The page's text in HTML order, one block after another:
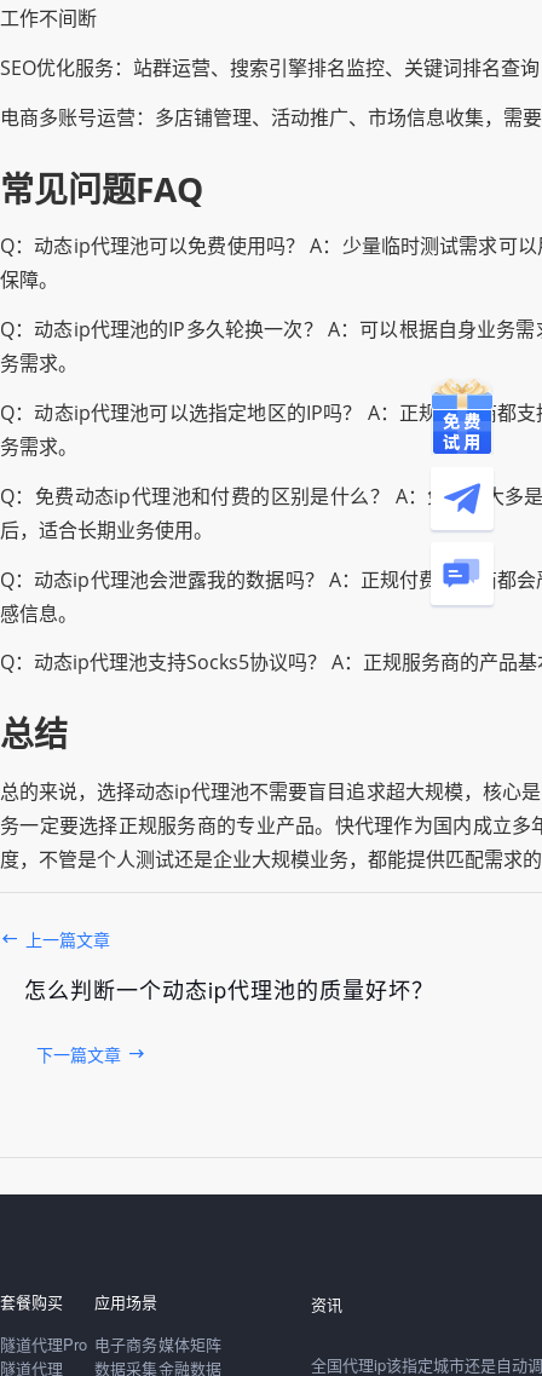
工作不间断
SEO优化服务：站群运营、搜索引擎排名监控、关键词排名查
电商多账号运营：多店铺管理、活动推广、市场信息收集，需
常见问题FAQ
Q：动态ip代理池可以免费使用吗？ A：少量临时测试需求可
保障。
Q：动态ip代理池的IP多久轮换一次？ A：可以根据自身业务
务需求。
Q：动态ip代理池可以选指定地区的IP吗？ A：正规服务商都
务需求。
Q：免费动态ip代理池和付费的区别是什么？ A：免费IP大多
后，适合长期业务使用。
Q：动态ip代理池会泄露我的数据吗？ A：正规付费服务商都
感信息。
Q：动态ip代理池支持Socks5协议吗？ A：正规服务商的产品
总结
总的来说，选择动态ip代理池不需要盲目追求超大规模，核心
务一定要选择正规服务商的专业产品。快代理作为国内成立
度，不管是个人测试还是企业大规模业务，都能提供匹配需求
上一篇文章
怎么判断一个动态ip代理池的质量好坏？
下一篇文章
套餐购买
隧道代理Pro
隧道代理
应用场景
电子商务
数据采集
媒体矩阵
金融数据
资讯
发布于： 2026年08月08日